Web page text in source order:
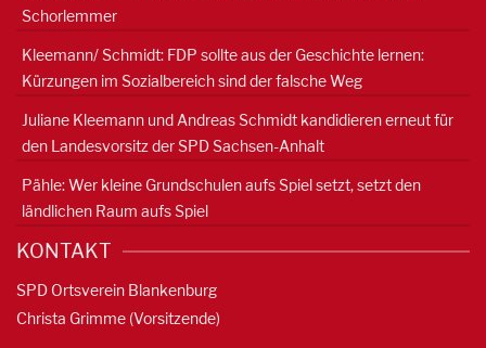
Schorlemmer
Kleemann/ Schmidt: FDP sollte aus der Geschichte lernen:
Kürzungen im Sozialbereich sind der falsche Weg
Juliane Kleemann und Andreas Schmidt kandidieren erneut für
den Landesvorsitz der SPD Sachsen-Anhalt
Pähle: Wer kleine Grundschulen aufs Spiel setzt, setzt den
ländlichen Raum aufs Spiel
KONTAKT
SPD Ortsverein Blankenburg
Christa Grimme (Vorsitzende)